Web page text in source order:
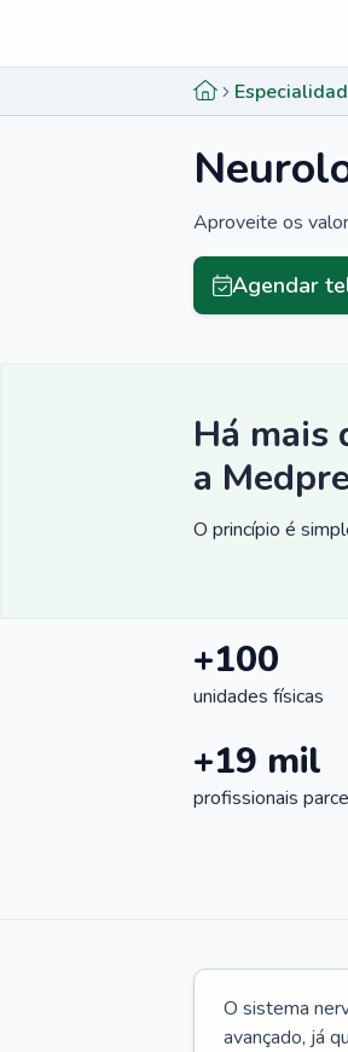
Aproveite os
Agendar
Há mais
a
O princípio é
+100
unidades físicas
+19 mil
profissionais
O sistema
avançado, já